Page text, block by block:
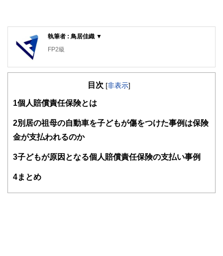
執筆者 : 鳥居佳織 ▼
FP2級
目次 [非表示]
1個人賠償責任保険とは
2別居の祖母の自動車を子どもが傷をつけた事例は保険
金が支払われるのか
3子どもが原因となる個人賠償責任保険の支払い事例
4まとめ